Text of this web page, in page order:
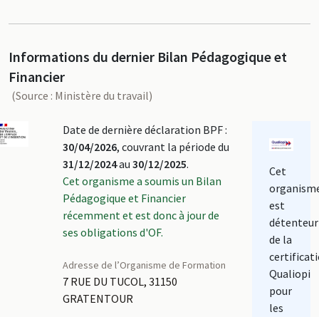
Informations du dernier Bilan Pédagogique et
Financier
(Source : Ministère du travail)
Date de dernière déclaration BPF :
30/04/2026, couvrant la période du
31/12/2024au 30/12/2025.
Cet organisme a soumis un Bilan
Pédagogique et Financier
récemment et est donc à jour de
ses obligations d'OF.
Adresse de l’Organisme de Formation
7 RUE DU TUCOL, 31150
GRATENTOUR
Cet
est
détenteur
de la
Qualiopi
pour
les